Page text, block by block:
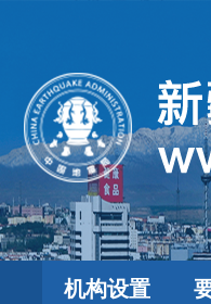
机构设置